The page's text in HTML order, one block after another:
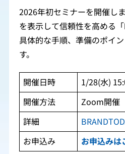
2026年初セミナーを開催し
を表示して信頼性を高める
具体的な手順、準備のポイ
す。
開催日時
1/28(水)
開催方法
Zoom開催
詳細
お申込み
お申込み